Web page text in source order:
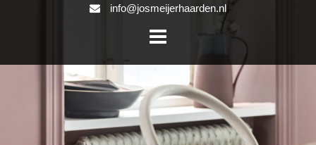
info@josmeijerhaarden.nl